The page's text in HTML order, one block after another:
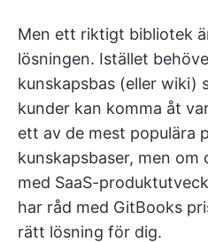
Men ett riktigt bibliotek
lösningen. Istället
kunskapsbas (eller wiki)
kunder kan komma åt
ett av de mest populära
kunskapsbaser, men
med SaaS-
har råd med GitBooks
rätt lösning för dig.